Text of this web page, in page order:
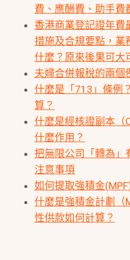
費、應酬費、助手費
香港商業登記證年費
措施及合規要點，業
什麼？原來後果可大
夫婦合併報稅的兩個
什麼是「713」條例
算？
什麼是經核證副本（
什麼作用？
把無限公司「轉為」
注意事項
如何提取強積金
什麼是強積金計劃（
性供款如何計算？